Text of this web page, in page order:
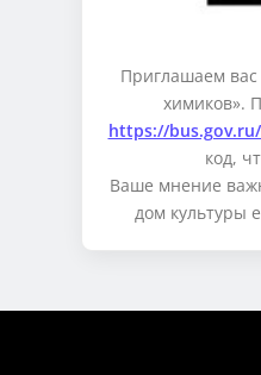
Приглашаем вас
химиков».
https://
код,
Ваше мнение
дом культуры